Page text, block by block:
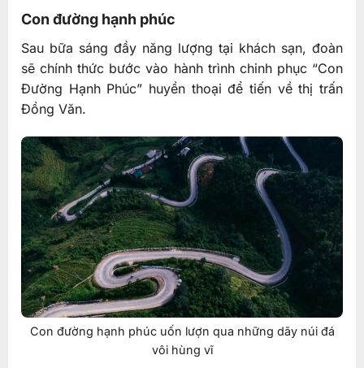
Con đường hạnh phúc
Sau bữa sáng đầy năng lượng tại khách sạn, đoàn
sẽ chính thức bước vào hành trình chinh phục “Con
Đường Hạnh Phúc” huyền thoại để tiến về thị trấn
Đồng Văn.
Con đường hạnh phúc uốn lượn qua những dãy núi đá
vôi hùng vĩ